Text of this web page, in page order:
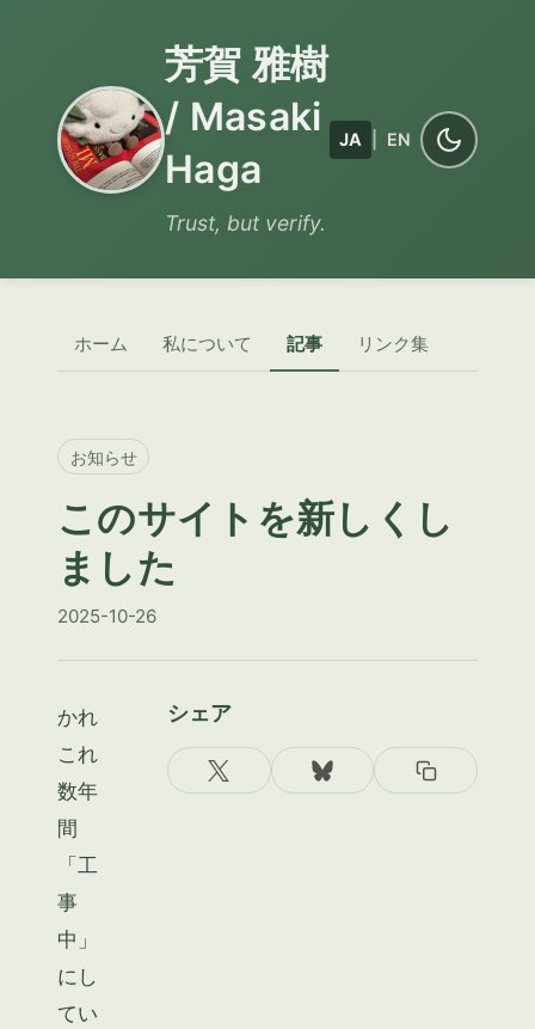
芳賀 雅樹
/ Masaki
Haga
Trust, but verify.
JA EN
ホーム 私について 記事 リンク集
お知らせ
このサイトを新しくし
ました
2025-10-26
シェア
かれ
これ
数年
間
「工
事
中」
にし
てい